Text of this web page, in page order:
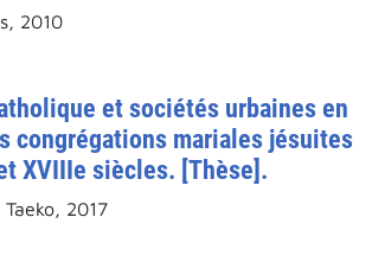
2010
et sociétés urbaines en
congrégations mariales jésuites
XVIIIe siècles. [Thèse].
Taeko, 2017